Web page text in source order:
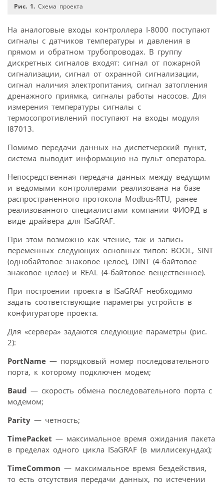
Рис. 1. Схема проекта
На аналоговые входы контроллера I-8000 поступают
сигналы с датчиков температуры и давления в
прямом и обратном трубопроводах. В группу
дискретных сигналов входят: сигнал от пожарной
сигнализации, сигнал от охранной сигнализации,
сигнал наличия электропитания, сигнал затопления
дренажного приямка, сигналы работы насосов. Для
измерения температуры сигналы с
термосопротивлений поступают на входы модуля
I87013.
Помимо передачи данных на диспетчерский пункт,
система выводит информацию на пульт оператора.
Непосредственная передача данных между ведущим
и ведомыми контроллерами реализована на базе
распространенного протокола Modbus-RTU, ранее
реализованного специалистами компании ФИОРД в
виде драйвера для ISaGRAF.
При этом возможно как чтение, так и запись
переменных следующих основных типов: BOOL, SINT
(однобайтовое знаковое целое), DINT (4-байтовое
знаковое целое) и REAL (4-байтовое вещественное).
При построении проекта в ISaGRAF необходимо
задать соответствующие параметры устройств в
конфигураторе проекта.
Для «сервера» задаются следующие параметры (рис.
2):
PortName — порядковый номер последовательного
порта, к которому подключен модем;
Baud — скорость обмена последовательного порта с
модемом;
Parity — четность;
TimePacket — максимальное время ожидания пакета
в пределах одного цикла ISaGRAF (в миллисекундах);
TimeCommon — максимальное время бездействия,
то есть отсутствия передачи данных, по истечении